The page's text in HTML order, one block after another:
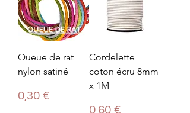
Queue de rat
nylon satiné
Prix
0,30 €
Cordelette
coton écru 8mm
x 1M
Prix
0,60 €